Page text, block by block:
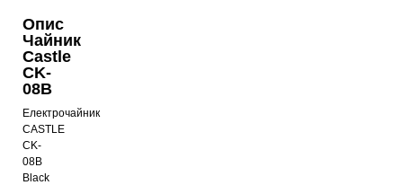
Опис
Чайник
Castle
CK-
08B
Електрочайник
CASTLE
CK-
08B
Black